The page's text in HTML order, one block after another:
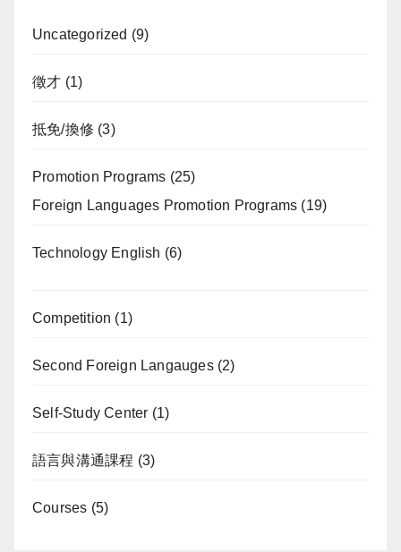
Uncategorized (9)
徵才 (1)
抵免/換修 (3)
Promotion Programs (25)
Foreign Languages Promotion Programs (19)
Technology English (6)
Competition (1)
Second Foreign Langauges(2)
Self-Study Center (1)
語言與溝通課程 (3)
Courses (5)